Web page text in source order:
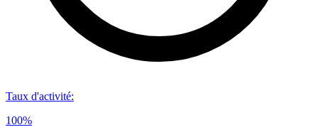
Taux d'activité:
100%